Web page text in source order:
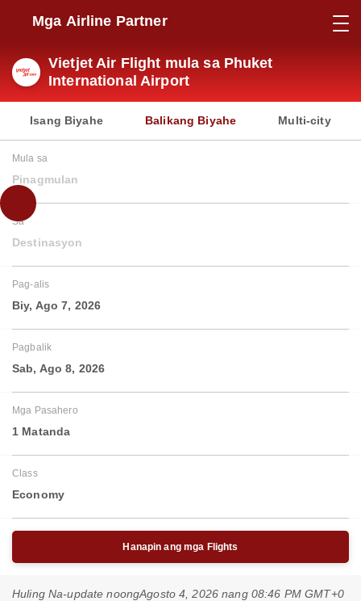
Mga Airline Partner
Vietjet Air Flight mula sa Phuket
International Airport
Isang Biyahe Balikang Biyahe Multi-city
Mula sa
Pinagmulan
Sa
Destinasyon
Pag-alis
Biy, Ago 7, 2026
Pagbalik
Sab, Ago 8, 2026
Mga Pasahero
1 Matanda
Class
Economy
Hanapin ang mga Flights
Huling Na-update noongAgosto 4, 2026 nang 08:46 PM GMT+0